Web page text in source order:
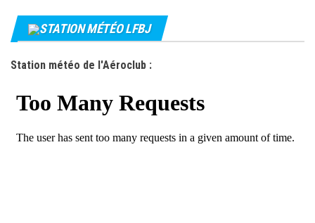
STATION MÉTÉO LFBJ
Station météo de l'Aéroclub :